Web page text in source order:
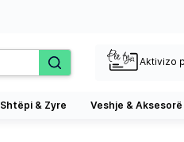
Aktivizo
Shtëpi & Zyre Veshje & Aksesorë